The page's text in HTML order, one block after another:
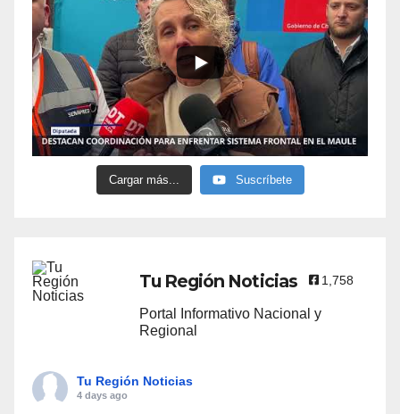
Cargar más... Suscríbete
Tu Región Noticias 1,758
Portal Informativo Nacional y
Regional
Tu Región Noticias
4 days ago